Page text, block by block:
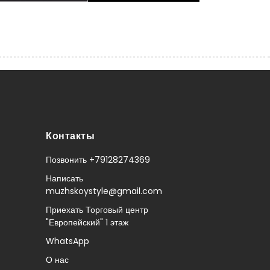
Контакты
Позвонить +79128274369
Написать
muzhskoystyle@gmail.com
Приехать Торговый центр
"Европейский" 1 этаж
WhatsApp
О нас